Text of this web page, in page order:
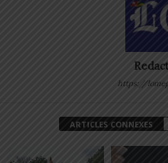
https://
ARTICLES CONNEXES